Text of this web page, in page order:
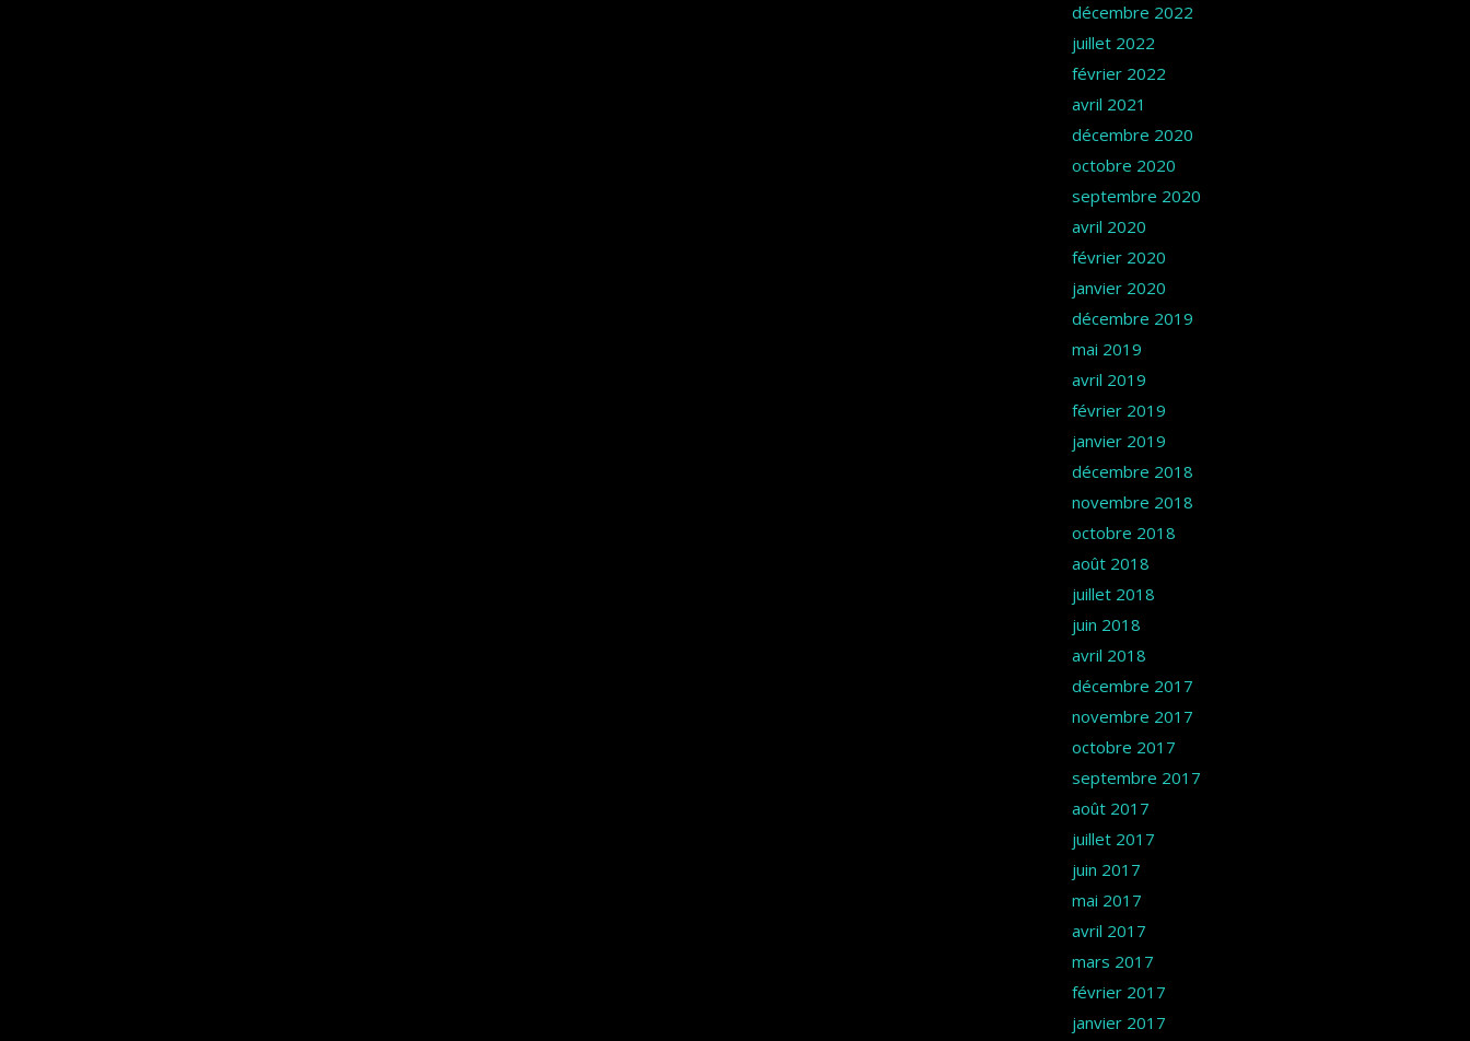
décembre 2022
juillet 2022
février 2022
avril 2021
décembre 2020
octobre 2020
septembre 2020
avril 2020
février 2020
janvier 2020
décembre 2019
mai 2019
avril 2019
février 2019
janvier 2019
décembre 2018
novembre 2018
octobre 2018
août 2018
juillet 2018
juin 2018
avril 2018
décembre 2017
novembre 2017
octobre 2017
septembre 2017
août 2017
juillet 2017
juin 2017
mai 2017
avril 2017
mars 2017
février 2017
janvier 2017